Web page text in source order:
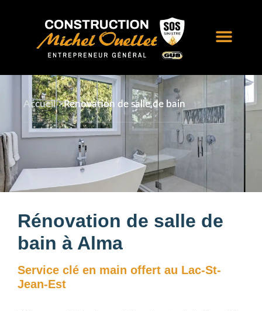
Accueil >Rénovation de salle de bain
Rénovation de salle de
bain à Alma
Service clé en main offert au Lac-St-
Jean-Est